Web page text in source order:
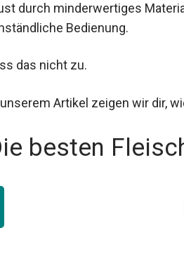
durch minderwertiges
Bedienung.
das nicht zu.
Artikel zeigen wir dir,
besten